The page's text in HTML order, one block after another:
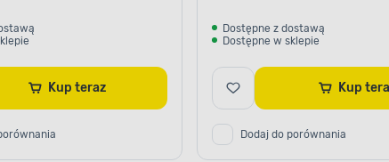
Kup teraz
Dostępne z dostawą
Dostępne w sklepie
Kup
Dodaj do porównania